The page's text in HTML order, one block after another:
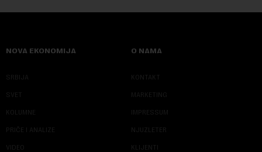
NOVA EKONOMIJA
SRBIJA
SVET
KOLUMNE
PRIČE I ANALIZE
VIDEO
O NAMA
KONTAKT
MARKETING
IMPRESSUM
NJUZLETER
KLIJENTI